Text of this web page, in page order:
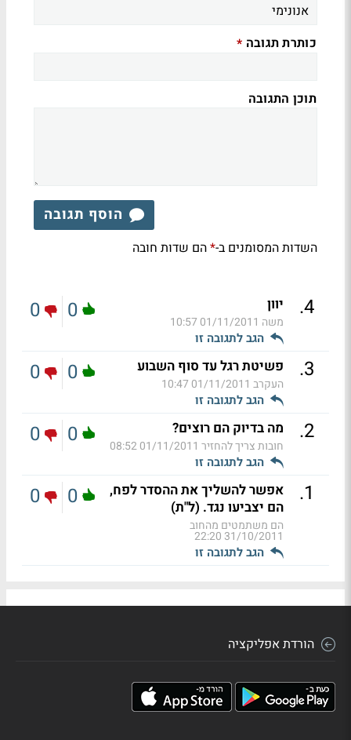
כותרת תגובה *
תוכן התגובה
הוסף תגובה
השדות המסומנים ב-*הם שדות חובה
4
. יוון
משה 01/11/2011 10:57
הגב לתגובה זו
0
0
3
. פשיטת רגל עד סוף השבוע
העקרב 01/11/2011 10:47
הגב לתגובה זו
0
0
2
. מה בדיוק הם רוצים?
חובות צריך להחזיר 01/11/2011 08:52
הגב לתגובה זו
0
0
1
.
אפשר להשליך את ההסדר לפח,
הם יצביעו נגד. (ל"ת)
הם משתמטים מהחוב
31/10/2011 22:20
הגב לתגובה זו
0
0
הורדת אפליקציה